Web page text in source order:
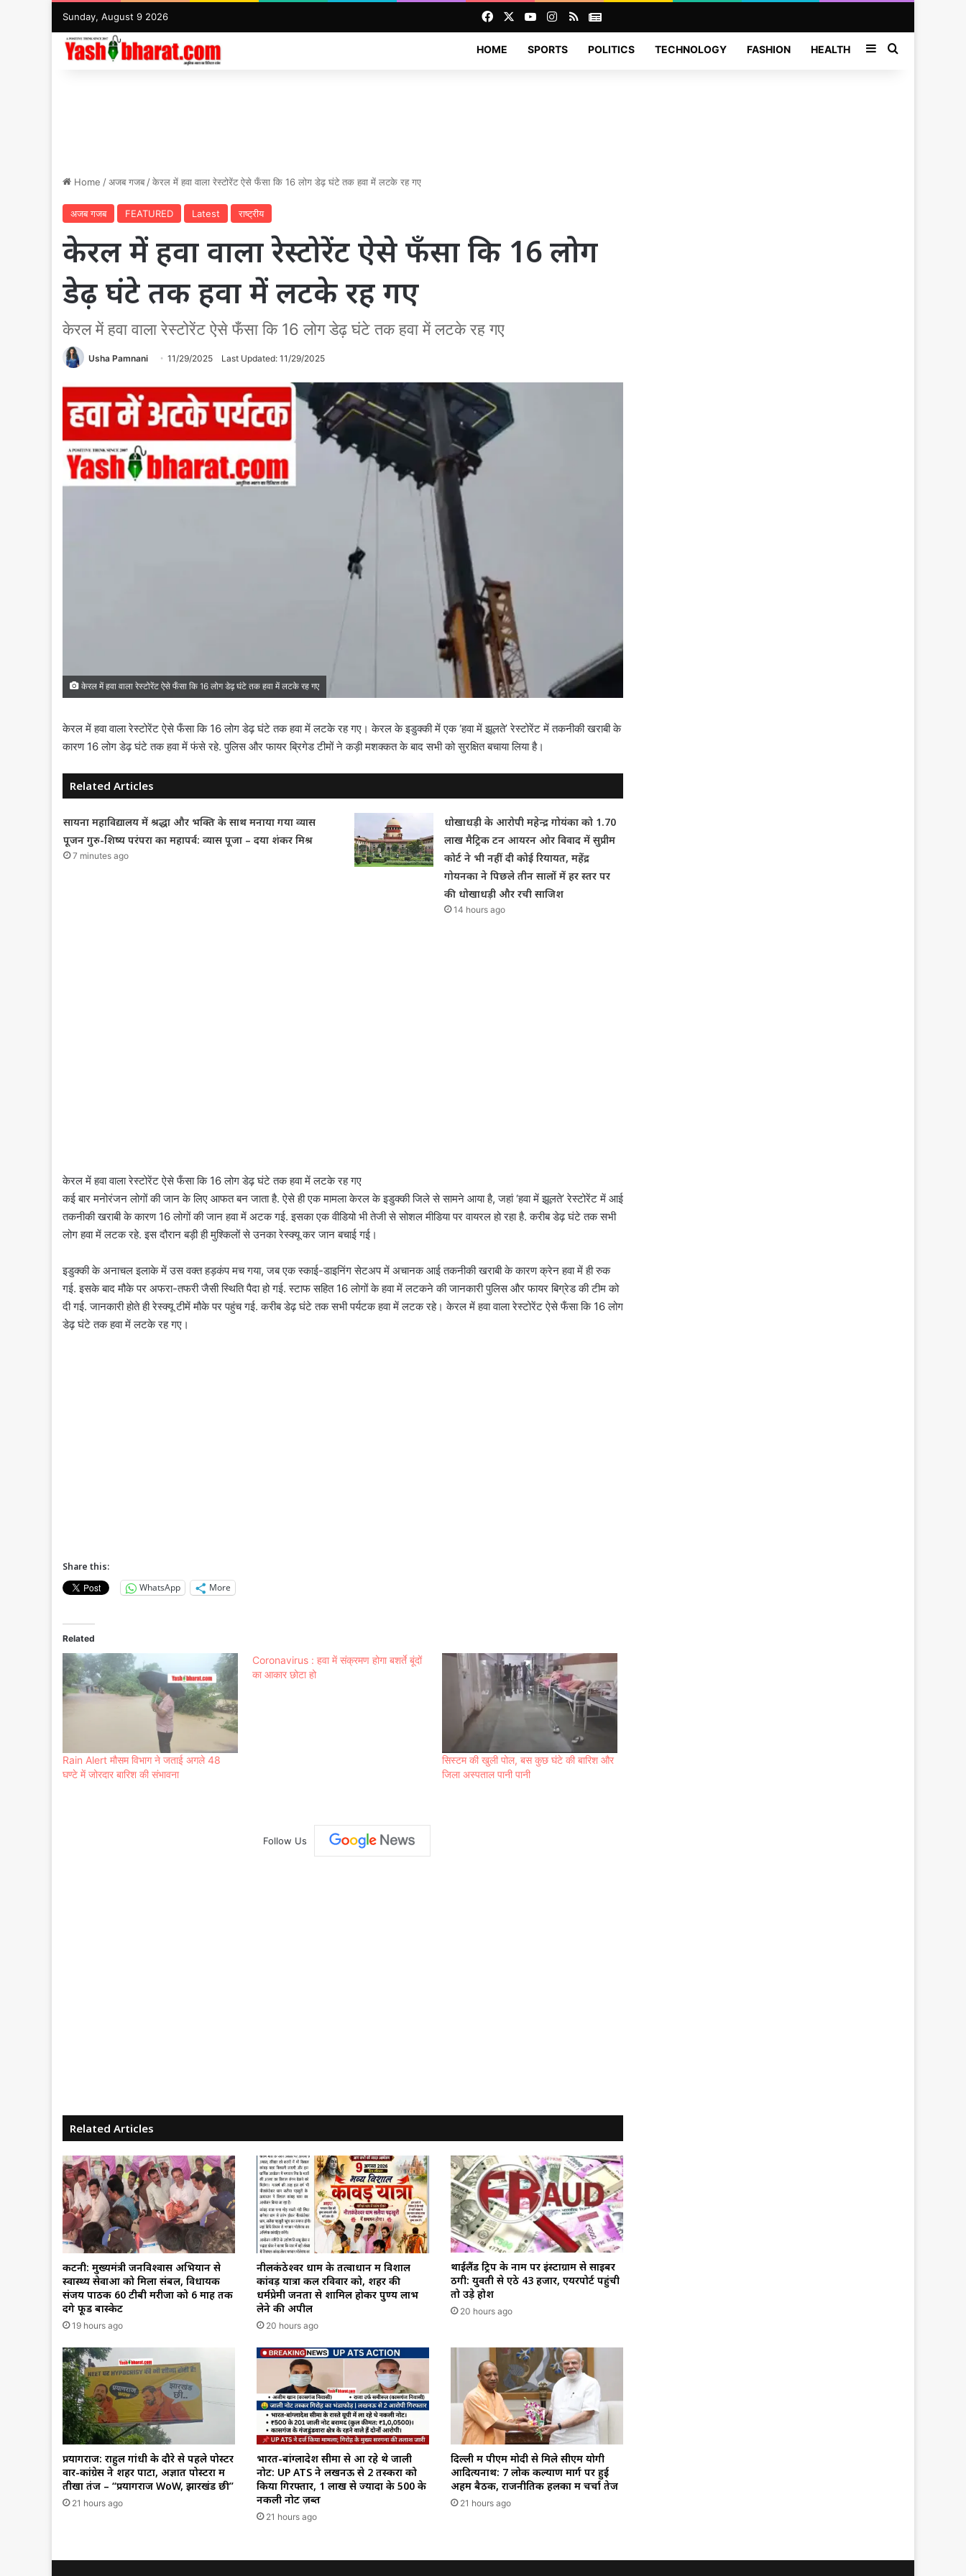
Sunday, August 9 2026 FacebookYouTubeInstagram
RSSNews
HOME SPORTS POLITICS TECHNOLOGY FASHION HEALTH SidebarSearch for
Home /अजब गजब /केरल में हवा वाला रेस्टोरेंट ऐसे फँसा कि 16 लोग डेढ़ घंटे तक हवा में लटके रह गए
अजब गजब FEATURED Latest राष्ट्रीय
केरल में हवा वाला रेस्टोरेंट ऐसे फँसा कि 16 लोग
डेढ़ घंटे तक हवा में लटके रह गए
केरल में हवा वाला रेस्टोरेंट ऐसे फँसा कि 16 लोग डेढ़ घंटे तक हवा में लटके रह गए
Usha Pamnani 11/29/2025 Last Updated: 11/29/2025
केरल में हवा वाला रेस्टोरेंट ऐसे फँसा कि 16 लोग डेढ़ घंटे तक हवा में लटके रह गए
केरल में हवा वाला रेस्टोरेंट ऐसे फँसा कि 16 लोग डेढ़ घंटे तक हवा में लटके रह गए। केरल के इडुक्की में एक ‘हवा में झूलते’ रेस्टोरेंट में तकनीकी खराबी के
कारण 16 लोग डेढ़ घंटे तक हवा में फंसे रहे. पुलिस और फायर ब्रिगेड टीमों ने कड़ी मशक्कत के बाद सभी को सुरक्षित बचाया लिया है।
Related Articles
सायना महाविद्यालय में श्रद्धा और भक्ति के साथ मनाया गया व्यास
पूजन गुरु-शिष्य परंपरा का महापर्व: व्यास पूजा – दया शंकर मिश्र
7 minutes ago
धोखाधड़ी के आरोपी महेन्द्र गोयंका को 1.70
लाख मैट्रिक टन आयरन ओर विवाद में सुप्रीम
कोर्ट ने भी नहीं दी कोई रियायत, महेंद्र
गोयनका ने पिछले तीन सालों में हर स्तर पर
की धोखाधड़ी और रची साजिश
14 hours ago
केरल में हवा वाला रेस्टोरेंट ऐसे फँसा कि 16 लोग डेढ़ घंटे तक हवा में लटके रह गए
कई बार मनोरंजन लोगों की जान के लिए आफत बन जाता है. ऐसे ही एक मामला केरल के इडुक्की जिले से सामने आया है, जहां ‘हवा में झूलते’ रेस्टोरेंट में आई
तकनीकी खराबी के कारण 16 लोगों की जान हवा में अटक गई. इसका एक वीडियो भी तेजी से सोशल मीडिया पर वायरल हो रहा है. करीब डेढ़ घंटे तक सभी
लोग हवा में लटक रहे. इस दौरान बड़ी ही मुश्किलों से उनका रेस्क्यू कर जान बचाई गई।
इडुक्की के अनाचल इलाके में उस वक्त हड़कंप मच गया, जब एक स्काई-डाइनिंग सेटअप में अचानक आई तकनीकी खराबी के कारण क्रेन हवा में ही रुक
गई. इसके बाद मौके पर अफरा-तफरी जैसी स्थिति पैदा हो गई. स्टाफ सहित 16 लोगों के हवा में लटकने की जानकारी पुलिस और फायर बिग्रेड की टीम को
दी गई. जानकारी होते ही रेस्क्यू टीमें मौके पर पहुंच गई. करीब डेढ़ घंटे तक सभी पर्यटक हवा में लटक रहे। केरल में हवा वाला रेस्टोरेंट ऐसे फँसा कि 16 लोग
डेढ़ घंटे तक हवा में लटके रह गए।
Share this:
WhatsApp
More
Related
Rain Alert मौसम विभाग ने जताई अगले 48
घण्टे में जोरदार बारिश की संभावना
Coronavirus : हवा में संक्रमण होगा बशर्ते बूंदों
का आकार छोटा हो
सिस्टम की खुली पोल, बस कुछ घंटे की बारिश और
जिला अस्पताल पानी पानी
Follow Us
Related Articles
कटनी: मुख्यमंत्री जनविश्वास अभियान से
स्वास्थ्य सेवाओं को मिला संबल, विधायक
संजय पाठक 60 टीबी मरीजों को 6 माह तक
देंगे फूड बास्केट
19 hours ago
नीलकंठेश्वर धाम के तत्वाधान में विशाल
कांवड़ यात्रा कल रविवार को, शहर की
धर्मप्रेमी जनता से शामिल होकर पुण्य लाभ
लेने की अपील
20 hours ago
थाईलैंड ट्रिप के नाम पर इंस्टाग्राम से साइबर
ठगी: युवती से ऐंठे ₹43 हजार, एयरपोर्ट पहुंची
तो उड़े होश
20 hours ago
प्रयागराज: राहुल गांधी के दौरे से पहले पोस्टर
वार-कांग्रेस ने शहर पाटा, अज्ञात पोस्टरों में
तीखा तंज – “प्रयागराज WoW, झारखंड छी”
21 hours ago
भारत-बांग्लादेश सीमा से आ रहे थे जाली
नोट: UP ATS ने लखनऊ से 2 तस्करों को
किया गिरफ्तार, 1 लाख से ज्यादा के ₹500 के
नकली नोट ज़ब्त
21 hours ago
दिल्ली में पीएम मोदी से मिले सीएम योगी
आदित्यनाथ: 7 लोक कल्याण मार्ग पर हुई
अहम बैठक, राजनीतिक हलकों में चर्चा तेज
21 hours ago